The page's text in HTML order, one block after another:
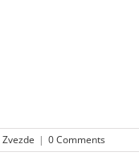
Zvezde | 0 Comments